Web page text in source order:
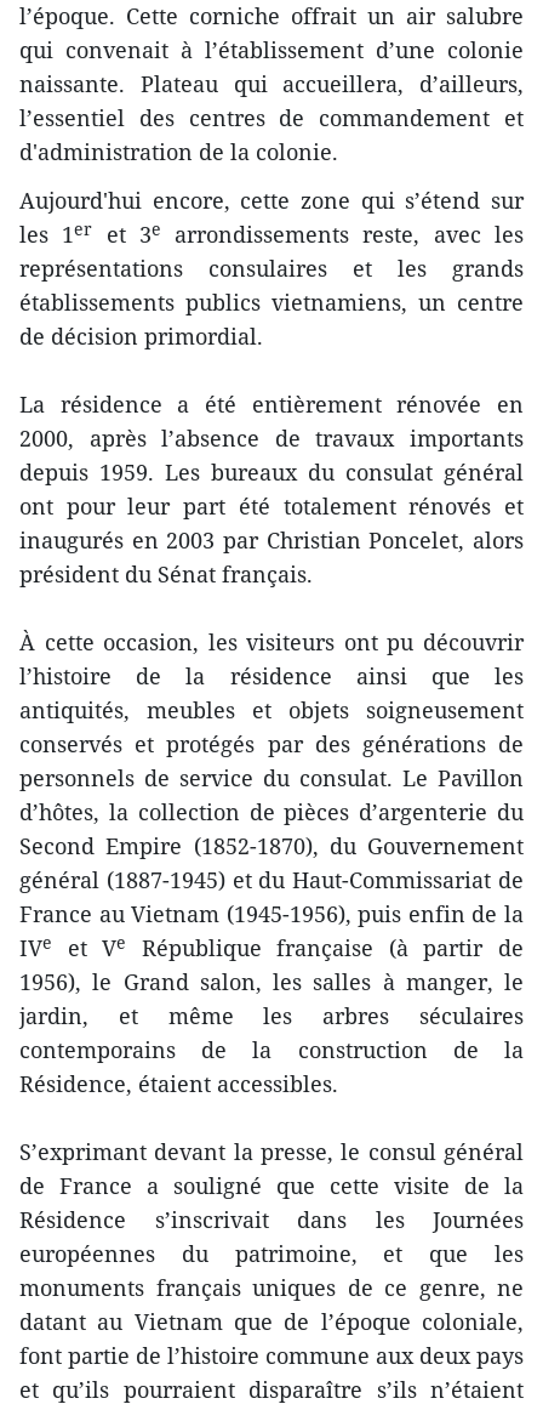
l’époque. Cette corniche offrait un air salubre
qui convenait à l’établissement d’une colonie
naissante. Plateau qui accueillera, d’ailleurs,
l’essentiel des centres de commandement et
d'administration de la colonie.
Aujourd'hui encore, cette zone qui s’étend sur
les 1er et 3e
arrondissements reste, avec les
représentations consulaires et les grands
établissements publics vietnamiens, un centre
de décision primordial.
La résidence a été entièrement rénovée en
2000, après l’absence de travaux importants
depuis 1959. Les bureaux du consulat général
ont pour leur part été totalement rénovés et
inaugurés en 2003 par Christian Poncelet, alors
président du Sénat français.
À cette occasion, les visiteurs ont pu découvrir
l’histoire de la résidence ainsi que les
antiquités, meubles et objets soigneusement
conservés et protégés par des générations de
personnels de service du consulat. Le Pavillon
d’hôtes, la collection de pièces d’argenterie du
Second Empire (1852-1870), du Gouvernement
général (1887-1945) et du Haut-Commissariat de
France au Vietnam (1945-1956), puis enfin de la
IVe et Ve
République française (à partir de
1956), le Grand salon, les salles à manger, le
jardin, et même les arbres séculaires
contemporains de la construction de la
Résidence, étaient accessibles.
S’exprimant devant la presse, le consul général
de France a souligné que cette visite de la
Résidence s’inscrivait dans les Journées
européennes du patrimoine, et que les
monuments français uniques de ce genre, ne
datant au Vietnam que de l’époque coloniale,
font partie de l’histoire commune aux deux pays
et qu’ils pourraient disparaître s’ils n’étaient